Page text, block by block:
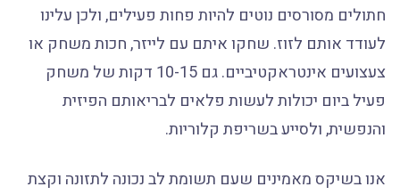
חתולים מסורסים נוטים להיות פחות פעילים, ולכן עלינו
לעודד אותם לזוז. שחקו איתם עם לייזר, חכות משחק או
צעצועים אינטראקטיביים. גם 10-15 דקות של משחק
פעיל ביום יכולות לעשות פלאים לבריאותם הפיזית
והנפשית, ולסייע בשריפת קלוריות.
אנו בשיקס מאמינים שעם תשומת לב נכונה לתזונה וקצת